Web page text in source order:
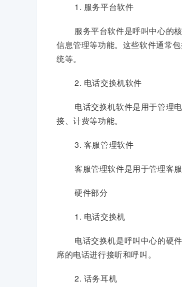
1. 服务平台软件
服务平台软件是呼叫中心的
信息管理等功能。这些软件通常
统等。
2. 电话交换机软件
电话交换机软件是用于管理
接、计费等功能。
3. 客服管理软件
客服管理软件是用于管理客
硬件部分
1. 电话交换机
电话交换机是呼叫中心的硬
席的电话进行接听和呼叫。
2. 话务耳机